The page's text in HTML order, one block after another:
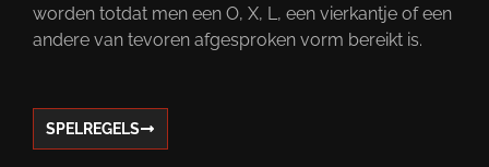
worden totdat men een O, X, L, een vierkantje of een
andere van tevoren afgesproken vorm bereikt is.
SPELREGELS